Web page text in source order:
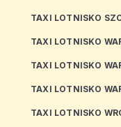
TAXI LOTNISKO
TAXI LOTNISKO
TAXI LOTNISKO
TAXI LOTNISKO
TAXI LOTNISKO